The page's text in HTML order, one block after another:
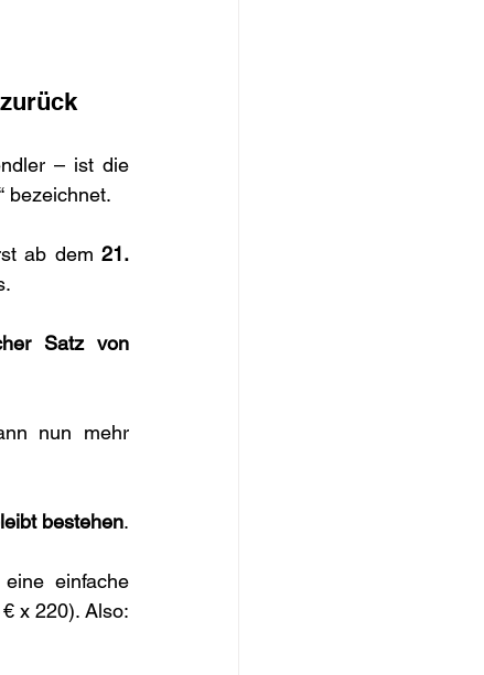
bezeichnet.
ab dem 21.
Satz von
nun mehr
bestehen.
einfache
x 220). Also: